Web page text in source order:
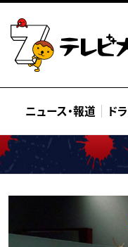
ニュース・報道 ド